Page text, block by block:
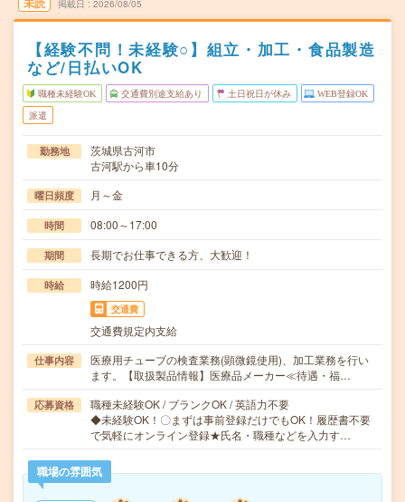
掲載日 2026/08/05
【経験不問！未経験○】組立・加工・食品製造
など/日払いOK
職種未経験OK 交通費別途支給あり 土日祝日が休み WEB登録OK
派遣
勤務地
茨城県古河市
古河駅から車10分
曜日頻度 月～金
時間 08:00～17:00
期間 長期でお仕事できる方、大歓迎！
時給 時給1200円
交通費
交通費規定内支給
仕事内容
医療用チューブの検査業務(顕微鏡使用)、加工業務を行い
ます。【取扱製品情報】医療品メーカー≪待遇・福…
応募資格
職種未経験OK / ブランクOK / 英語力不要
◆未経験OK！〇まずは事前登録だけでもOK！履歴書不要
で気軽にオンライン登録★氏名・職種などを入力す…
職場の雰囲気